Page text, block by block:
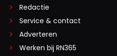
Redactie
Service & contact
Adverteren
Werken bij RN365